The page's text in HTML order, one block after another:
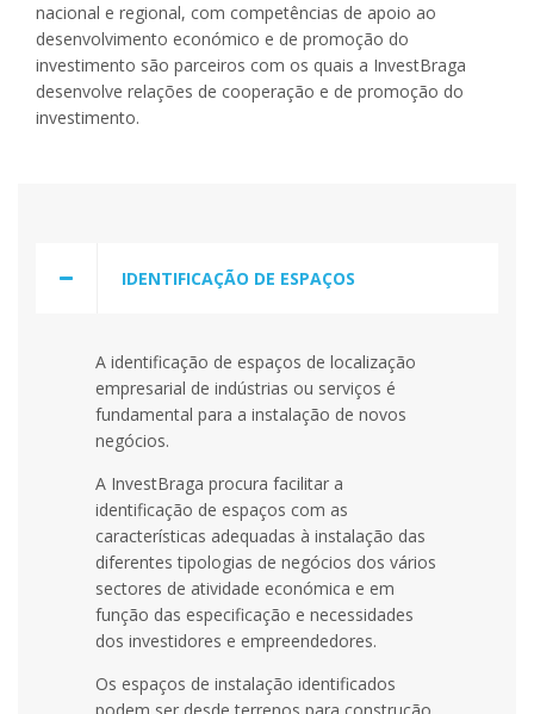
nacional e regional, com competências de apoio ao
desenvolvimento económico e de promoção do
investimento são parceiros com os quais a InvestBraga
desenvolve relações de cooperação e de promoção do
investimento.
IDENTIFICAÇÃO DE ESPAÇOS
A identificação de espaços de localização
empresarial de indústrias ou serviços é
fundamental para a instalação de novos
negócios.
A InvestBraga procura facilitar a
identificação de espaços com as
características adequadas à instalação das
diferentes tipologias de negócios dos vários
sectores de atividade económica e em
função das especificação e necessidades
dos investidores e empreendedores.
Os espaços de instalação identificados